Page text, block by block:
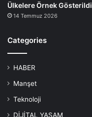
Ülkelere Örnek Gösterildi
14 Temmuz 2026
Categories
HABER
Manşet
Teknoloji
DİJİTAL YAŞAM